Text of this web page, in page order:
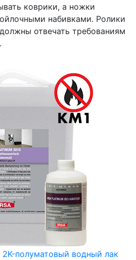
коврики, а ножки
набивками. Ролики
отвечать требованиям
2K-полуматовый водный лак